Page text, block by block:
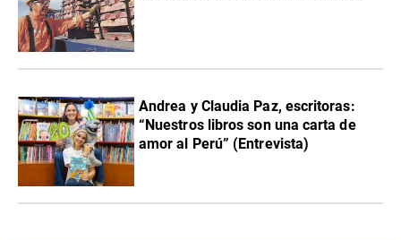
Andrea y Claudia Paz, escritoras:
“Nuestros libros son una carta de
amor al Perú” (Entrevista)